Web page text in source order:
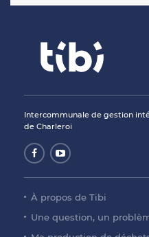
Intercommunale de gestion
de Charleroi
À propos de Tibi
Une question, un